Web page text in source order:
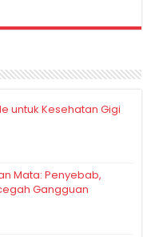
untuk Kesehatan Gigi
Mata: Penyebab,
Gangguan